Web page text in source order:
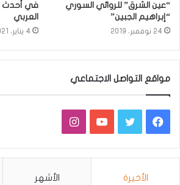
“عين الشرق” للروائي السوري
“إبراهيم الجبين”
24 نوفمبر، 2019
في أحدث
العربي
4 يناير، 2021
مواقع التواصل الاجتماعي
فيسبوكتويتر يوتيوبانستقرام
الأخيرة الأشهر